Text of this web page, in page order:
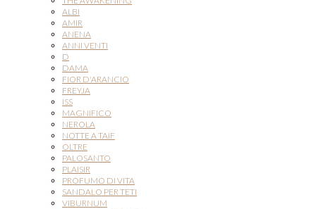
ALBI
AMIR
ANENA
ANNI VENTI
D
DAMA
FIOR D'ARANCIO
FREYJA
ISS
MAGNIFICO
NEROLA
NOTTE A TAIF
OLTRE
PALOSANTO
PLAISIR
PROFUMO DI VITA
SANDALO PER TETI
VIBURNUM